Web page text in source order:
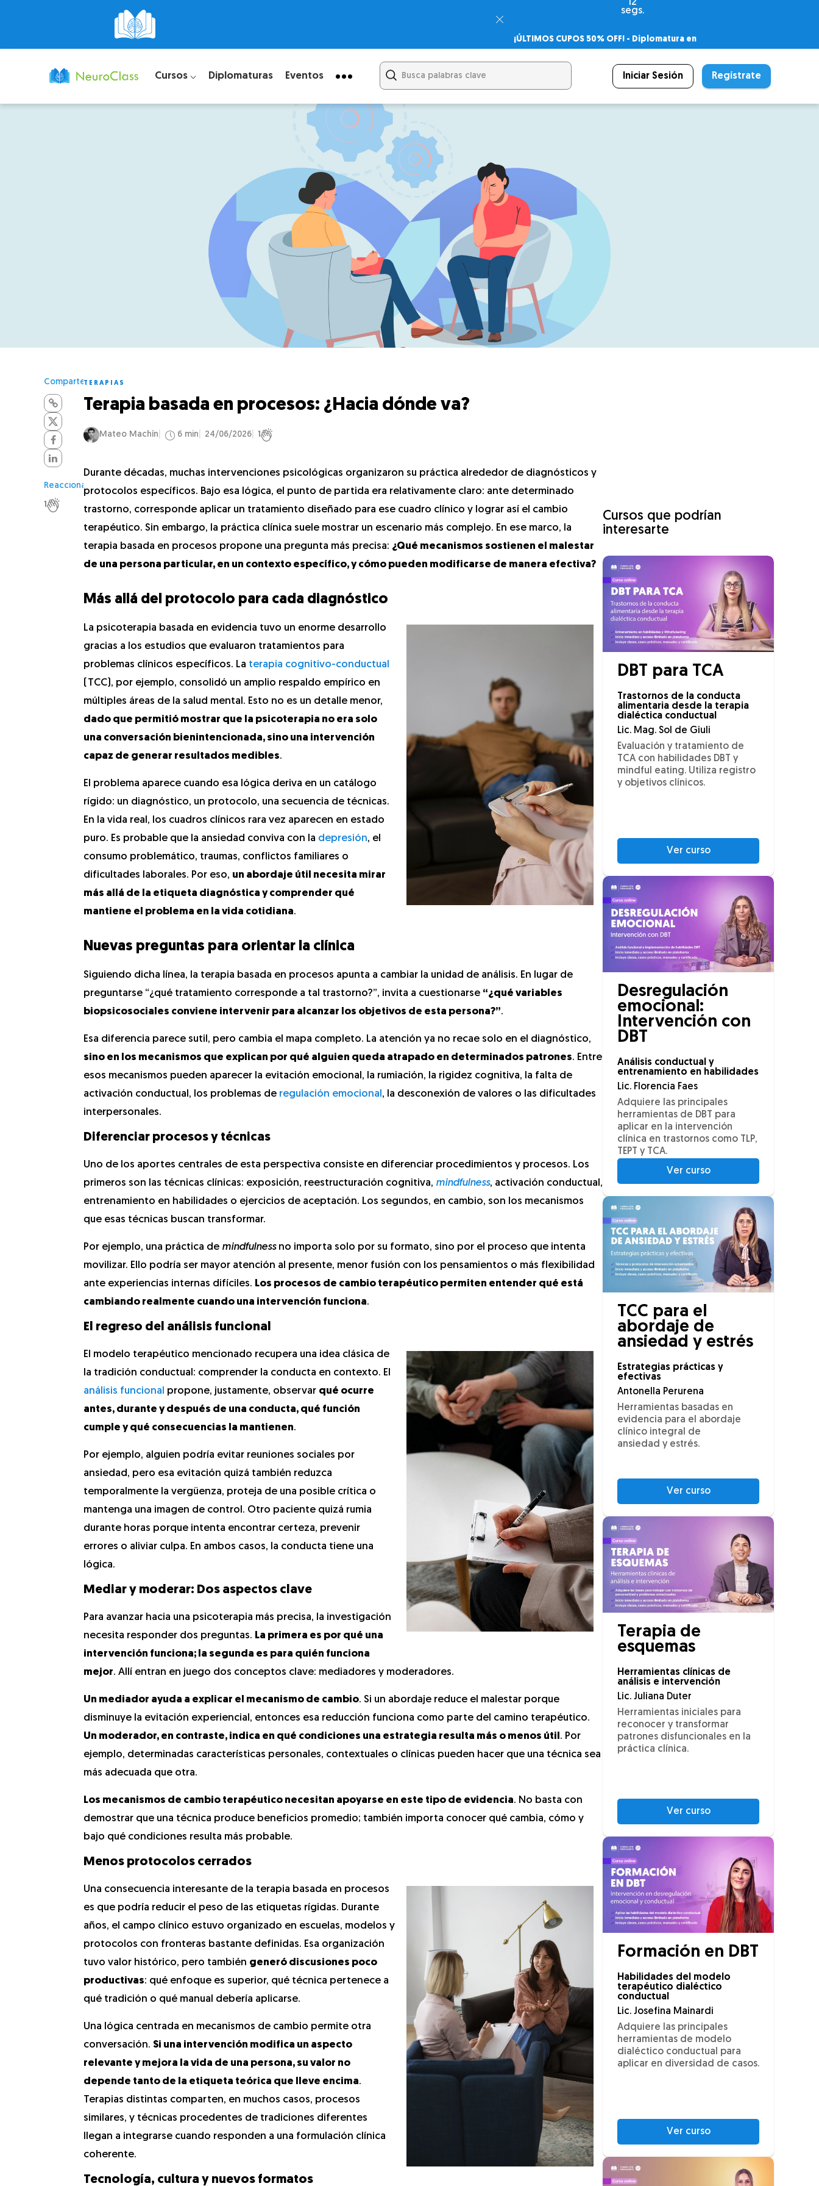
10
segs.
¡ÚLTIMOS CUPOS 50% OFF! - Diplomatura en
– Certificado Universitario
Cursos ⌵ Diplomaturas Eventos Iniciar Sesión Regístrate
Comparte
Reacciona
1
TERAPIAS
Terapia basada en procesos: ¿Hacia dónde va?
Mateo Machín 6 min 24/06/2026 1
Durante décadas, muchas intervenciones psicológicas organizaron su práctica alrededor de diagnósticos y
protocolos específicos. Bajo esa lógica, el punto de partida era relativamente claro: ante determinado
trastorno, corresponde aplicar un tratamiento diseñado para ese cuadro clínico y lograr así el cambio
terapéutico. Sin embargo, la práctica clínica suele mostrar un escenario más complejo. En ese marco, la
terapia basada en procesos propone una pregunta más precisa: ¿Qué mecanismos sostienen el malestar
de una persona particular, en un contexto específico, y cómo pueden modificarse de manera efectiva?
Más allá del protocolo para cada diagnóstico
La psicoterapia basada en evidencia tuvo un enorme desarrollo
gracias a los estudios que evaluaron tratamientos para
problemas clínicos específicos. La terapia cognitivo-conductual
(TCC), por ejemplo, consolidó un amplio respaldo empírico en
múltiples áreas de la salud mental. Esto no es un detalle menor,
dado que permitió mostrar que la psicoterapia no era solo
una conversación bienintencionada, sino una intervención
capaz de generar resultados medibles.
El problema aparece cuando esa lógica deriva en un catálogo
rígido: un diagnóstico, un protocolo, una secuencia de técnicas.
En la vida real, los cuadros clínicos rara vez aparecen en estado
puro. Es probable que la ansiedad conviva con la depresión, el
consumo problemático, traumas, conflictos familiares o
dificultades laborales. Por eso, un abordaje útil necesita mirar
más allá de la etiqueta diagnóstica y comprender qué
mantiene el problema en la vida cotidiana.
Nuevas preguntas para orientar la clínica
Siguiendo dicha línea, la terapia basada en procesos apunta a cambiar la unidad de análisis. En lugar de
preguntarse “¿qué tratamiento corresponde a tal trastorno?”, invita a cuestionarse “¿qué variables
biopsicosociales conviene intervenir para alcanzar los objetivos de esta persona?”.
Esa diferencia parece sutil, pero cambia el mapa completo. La atención ya no recae solo en el diagnóstico,
sino en los mecanismos que explican por qué alguien queda atrapado en determinados patrones. Entre
esos mecanismos pueden aparecer la evitación emocional, la rumiación, la rigidez cognitiva, la falta de
activación conductual, los problemas de regulación emocional , la desconexión de valores o las dificultades
interpersonales.
Diferenciar procesos y técnicas
Uno de los aportes centrales de esta perspectiva consiste en diferenciar procedimientos y procesos. Los
primeros son las técnicas clínicas: exposición, reestructuración cognitiva, mindfulness, activación conductual,
entrenamiento en habilidades o ejercicios de aceptación. Los segundos, en cambio, son los mecanismos
que esas técnicas buscan transformar.
Por ejemplo, una práctica de mindfulnessno importa solo por su formato, sino por el proceso que intenta
movilizar. Ello podría ser mayor atención al presente, menor fusión con los pensamientos o más flexibilidad
ante experiencias internas difíciles. Los procesos de cambio terapéutico permiten entender qué está
cambiando realmente cuando una intervención funciona.
El regreso del análisis funcional
El modelo terapéutico mencionado recupera una idea clásica de
la tradición conductual: comprender la conducta en contexto. El
análisis funcional propone, justamente, observar qué ocurre
antes, durante y después de una conducta, qué función
cumple y qué consecuencias la mantienen.
Por ejemplo, alguien podría evitar reuniones sociales por
ansiedad, pero esa evitación quizá también reduzca
temporalmente la vergüenza, proteja de una posible crítica o
mantenga una imagen de control. Otro paciente quizá rumia
durante horas porque intenta encontrar certeza, prevenir
errores o aliviar culpa. En ambos casos, la conducta tiene una
lógica.
Mediar y moderar: Dos aspectos clave
Para avanzar hacia una psicoterapia más precisa, la investigación
necesita responder dos preguntas. La primera es por qué una
intervención funciona; la segunda es para quién funciona
mejor. Allí entran en juego dos conceptos clave: mediadores y moderadores.
Un mediador ayuda a explicar el mecanismo de cambio. Si un abordaje reduce el malestar porque
disminuye la evitación experiencial, entonces esa reducción funciona como parte del camino terapéutico.
Un moderador, en contraste, indica en qué condiciones una estrategia resulta más o menos útil . Por
ejemplo, determinadas características personales, contextuales o clínicas pueden hacer que una técnica sea
más adecuada que otra.
Los mecanismos de cambio terapéutico necesitan apoyarse en este tipo de evidencia. No basta con
demostrar que una técnica produce beneficios promedio; también importa conocer qué cambia, cómo y
bajo qué condiciones resulta más probable.
Menos protocolos cerrados
Una consecuencia interesante de la terapia basada en procesos
es que podría reducir el peso de las etiquetas rígidas. Durante
años, el campo clínico estuvo organizado en escuelas, modelos y
protocolos con fronteras bastante definidas. Esa organización
tuvo valor histórico, pero también generó discusiones poco
productivas: qué enfoque es superior, qué técnica pertenece a
qué tradición o qué manual debería aplicarse.
Una lógica centrada en mecanismos de cambio permite otra
conversación. Si una intervención modifica un aspecto
relevante y mejora la vida de una persona, su valor no
depende tanto de la etiqueta teórica que lleve encima.
Terapias distintas comparten, en muchos casos, procesos
similares, y técnicas procedentes de tradiciones diferentes
llegan a integrarse cuando responden a una formulación clínica
coherente.
Tecnología, cultura y nuevos formatos
Cursos que podrían
interesarte
DBT para TCA
Trastornos de la conducta
alimentaria desde la terapia
dialéctica conductual
Lic. Mag. Sol de Giuli
Evaluación y tratamiento de
TCA con habilidades DBT y
mindful eating. Utiliza registro
y objetivos clínicos.
Ver curso
Desregulación
emocional:
Intervención con
DBT
Análisis conductual y
entrenamiento en habilidades
Lic. Florencia Faes
Adquiere las principales
herramientas de DBT para
aplicar en la intervención
clínica en trastornos como TLP,
TEPT y TCA.
Ver curso
TCC para el
abordaje de
ansiedad y estrés
Estrategias prácticas y
efectivas
Antonella Perurena
Herramientas basadas en
evidencia para el abordaje
clínico integral de
ansiedad y estrés.
Ver curso
Terapia de
esquemas
Herramientas clínicas de
análisis e intervención
Lic. Juliana Duter
Herramientas iniciales para
reconocer y transformar
patrones disfuncionales en la
práctica clínica.
Ver curso
Formación en DBT
Habilidades del modelo
terapéutico dialéctico
conductual
Lic. Josefina Mainardi
Adquiere las principales
herramientas de modelo
dialéctico conductual para
aplicar en diversidad de casos.
Ver curso